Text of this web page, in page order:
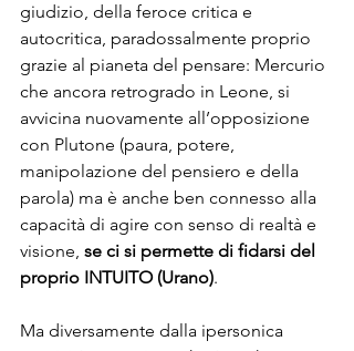
giudizio, della feroce critica e
autocritica, paradossalmente proprio
grazie al pianeta del pensare: Mercurio
che ancora retrogrado in Leone, si
avvicina nuovamente all’opposizione
con Plutone (paura, potere,
manipolazione del pensiero e della
parola) ma è anche ben connesso alla
capacità di agire con senso di realtà e
visione, se ci si permette di fidarsi del
proprio INTUITO (Urano).
Ma diversamente dalla ipersonica